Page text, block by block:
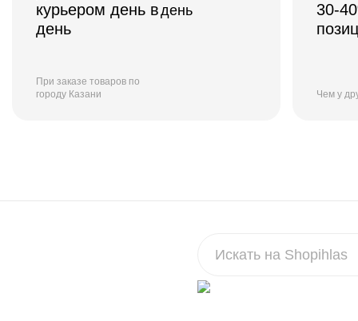
курьером день в
день
При заказе товаров по
городу Казани
30-
Чем у